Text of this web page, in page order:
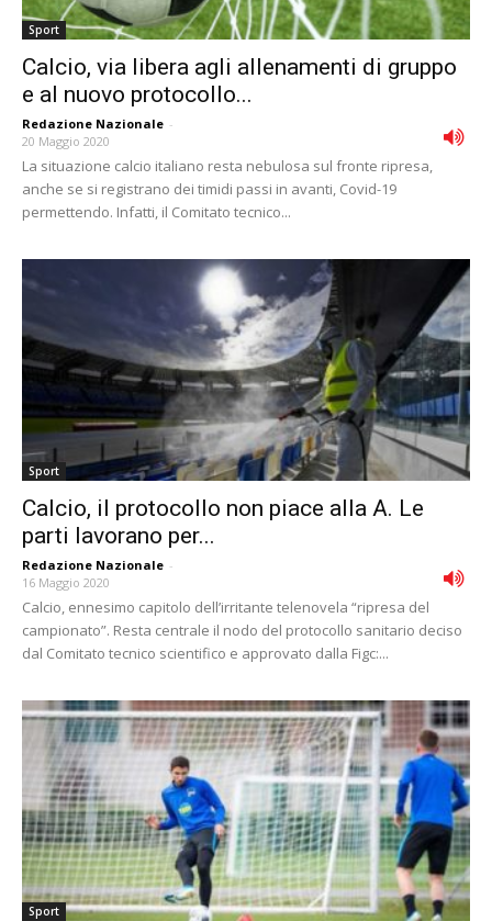
Sport
Calcio, via libera agli allenamenti di gruppo
e al nuovo protocollo...
Redazione Nazionale -
20 Maggio 2020
La situazione calcio italiano resta nebulosa sul fronte ripresa,
anche se si registrano dei timidi passi in avanti, Covid-19
permettendo. Infatti, il Comitato tecnico...
Sport
Calcio, il protocollo non piace alla A. Le
parti lavorano per...
Redazione Nazionale -
16 Maggio 2020
Calcio, ennesimo capitolo dell’irritante telenovela “ripresa del
campionato”. Resta centrale il nodo del protocollo sanitario deciso
dal Comitato tecnico scientifico e approvato dalla Figc:...
Sport